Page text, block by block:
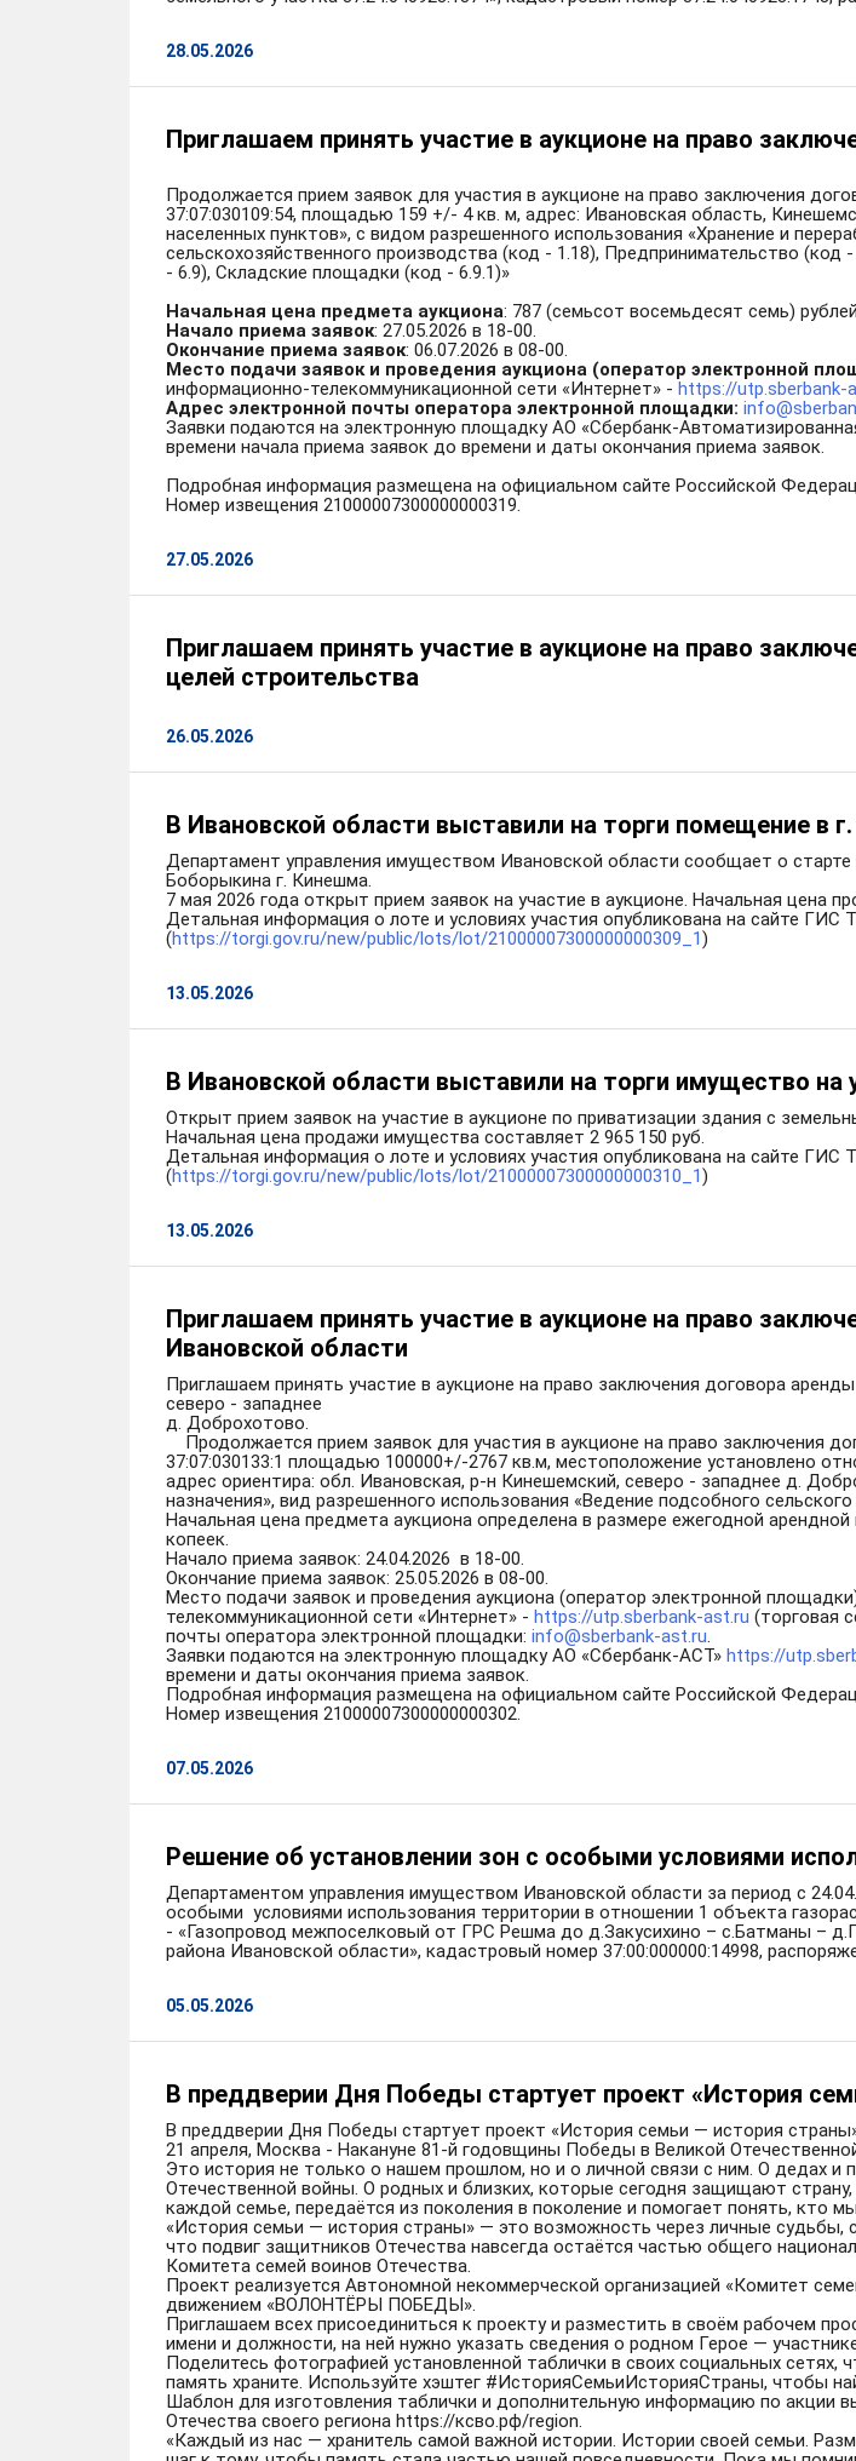
28.05.2026
Приглашаем принять участие в аукционе на право
Продолжается прием заявок для участия в аукционе на право заключения
37:07:030109:54, площадью 159 +/- 4 кв. м, адрес: Ивановская область,
населенных пунктов», с видом разрешенного использования «Хранение и
сельскохозяйственного производства (код - 1.18), Предпринимательство
- 6.9), Складские площадки (код - 6.9.1)»
Начальная цена предмета аукциона: 787 (семьсот восемьдесят семь)
Начало приема заявок: 27.05.2026 в 18-00.
Окончание приема заявок: 06.07.2026 в 08-00.
Место подачи заявок и проведения аукциона (оператор электронной
информационно-телекоммуникационной сети «Интернет» - https://utp.sberbank-
Адрес электронной почты оператора электронной площадки:
Заявки подаются на электронную площадку АО «Сбербанк-
времени начала приема заявок до времени и даты окончания приема заявок.
Подробная информация размещена на официальном сайте Российской
Номер извещения 21000007300000000319.
27.05.2026
Приглашаем принять участие в аукционе на право
целей строительства
26.05.2026
В Ивановской области выставили на торги помещение в
Департамент управления имуществом Ивановской области сообщает о
Боборыкина г. Кинешма.
7 мая 2026 года открыт прием заявок на участие в аукционе. Начальная цена
Детальная информация о лоте и условиях участия опубликована на сайте ГИС
(https://torgi.gov.ru/new/public/lots/lot/21000007300000000309_1)
13.05.2026
В Ивановской области выставили на торги имущество на
Открыт прием заявок на участие в аукционе по приватизации здания с
Начальная цена продажи имущества составляет 2 965 150 руб.
Детальная информация о лоте и условиях участия опубликована на сайте ГИС
(https://torgi.gov.ru/new/public/lots/lot/21000007300000000310_1)
13.05.2026
Приглашаем принять участие в аукционе на право
Ивановской области
Приглашаем принять участие в аукционе на право заключения договора
северо - западнее
д. Доброхотово.
Продолжается прием заявок для участия в аукционе на право заключения
37:07:030133:1 площадью 100000+/-2767 кв.м, местоположение установлено
адрес ориентира: обл. Ивановская, р-н Кинешемский, северо - западнее д.
назначения», вид разрешенного использования «Ведение подсобного сельского
Начальная цена предмета аукциона определена в размере ежегодной
копеек.
Начало приема заявок: 24.04.2026 в 18-00.
Окончание приема заявок: 25.05.2026 в 08-00.
Место подачи заявок и проведения аукциона (оператор электронной
телекоммуникационной сети «Интернет» - https://utp.sberbank-ast.ru (торговая
почты оператора электронной площадки: info@sberbank-ast.ru.
Заявки подаются на электронную площадку АО «Сбербанк-АСТ» https://
времени и даты окончания приема заявок.
Подробная информация размещена на официальном сайте Российской
Номер извещения 21000007300000000302.
07.05.2026
Решение об установлении зон с особыми условиями
Департаментом управления имуществом Ивановской области за период с
особыми условиями использования территории в отношении 1 объекта
- «Газопровод межпоселковый от ГРС Решма до д.Закусихино – с.Батманы –
района Ивановской области», кадастровый номер 37:00:000000:14998,
05.05.2026
В преддверии Дня Победы стартует проект «История
В преддверии Дня Победы стартует проект «История семьи — история
21 апреля, Москва - Накануне 81-й годовщины Победы в Великой
Это история не только о нашем прошлом, но и о личной связи с ним. О дедах и
Отечественной войны. О родных и близких, которые сегодня защищают
каждой семье, передаётся из поколения в поколение и помогает понять, кто
«История семьи — история страны» — это возможность через личные
что подвиг защитников Отечества навсегда остаётся частью общего
Комитета семей воинов Отечества.
Проект реализуется Автономной некоммерческой организацией «Комитет
движением «ВОЛОНТЁРЫ ПОБЕДЫ».
Приглашаем всех присоединиться к проекту и разместить в своём рабочем
имени и должности, на ней нужно указать сведения о родном Герое —
Поделитесь фотографией установленной таблички в своих социальных
память храните. Используйте хэштег #ИсторияСемьиИсторияСтраны, чтобы
Шаблон для изготовления таблички и дополнительную информацию по акции
Отечества своего региона https://ксво.рф/region.
«Каждый из нас — хранитель самой важной истории. Истории своей семьи.